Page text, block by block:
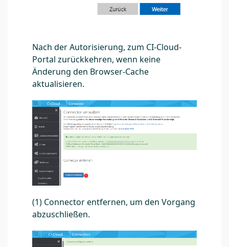
Nach der Autorisierung, zum CI-Cloud-
Portal zurückkehren, wenn keine
Änderung den Browser-Cache
aktualisieren.
(1) Connector entfernen, um den Vorgang
abzuschließen.